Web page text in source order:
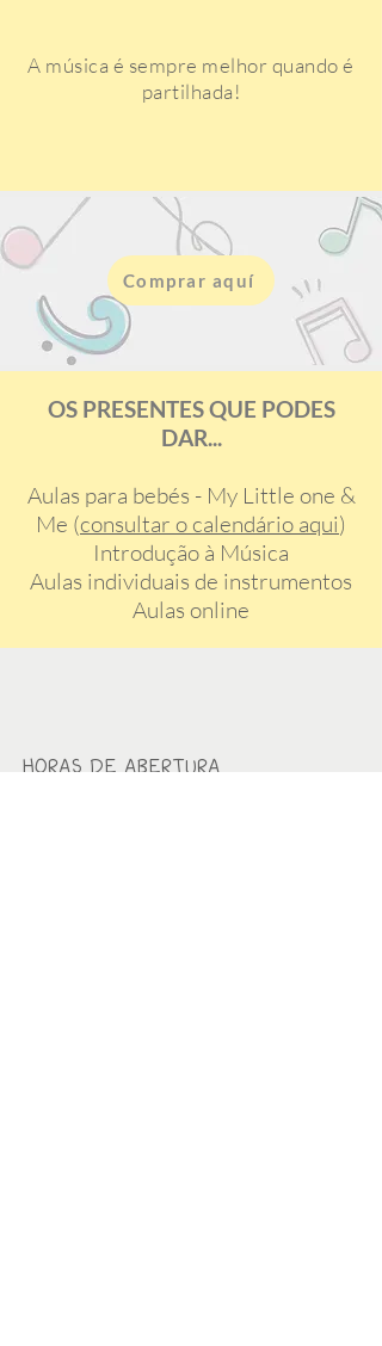
A música é sempre melhor quando é
partilhada!
Comprar aquí
OS PRESENTES QUE PODES
DAR...
Aulas para bebés - My Little one &
Me (consultar o calendário aqui)
Introdução à Música
Aulas individuais de instrumentos
Aulas online
HORAS DE ABERTURA